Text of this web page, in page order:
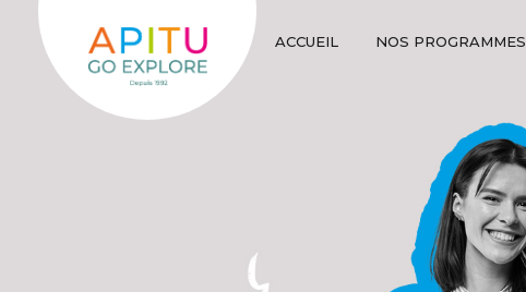
ACCUEIL NOS PROGRAMMES